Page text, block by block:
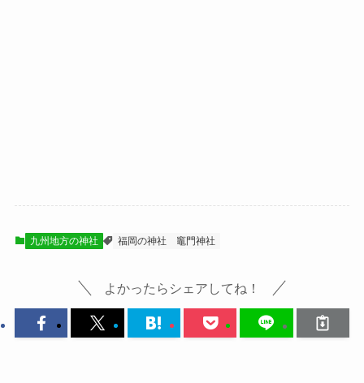
九州地方の神社 福岡の神社 竈門神社
よかったらシェアしてね！